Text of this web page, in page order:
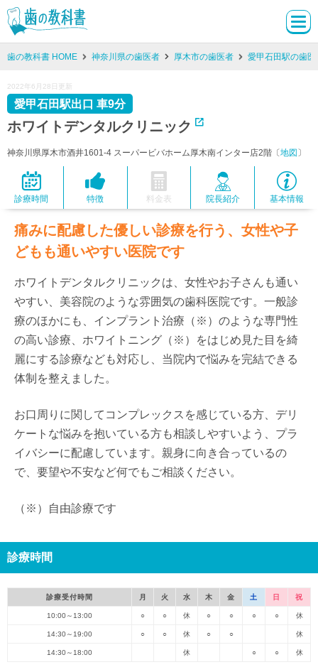
歯の教科書 HOME 神奈川県の歯医者 厚木市の歯医者 愛甲石田駅の歯医
2022年6月28日更新
ホワイトデンタルクリニック
愛甲石田駅出口 車9分
神奈川県厚木市酒井1601-4 スーパービバホーム厚木南インター店2階〔地図 〕
診療時間 特徴 料金表 院長紹介 基本情報
痛みに配慮した優しい診療を行う、女性や子
どもも通いやすい医院です
ホワイトデンタルクリニックは、女性やお子さんも通い
やすい、美容院のような雰囲気の歯科医院です。一般診
療のほかにも、インプラント治療（※）のような専門性
の高い診療、ホワイトニング（※）をはじめ見た目を綺
麗にする診療なども対応し、当院内で悩みを完結できる
体制を整えました。
お口周りに関してコンプレックスを感じている方、デリ
ケートな悩みを抱いている方も相談しやすいよう、プラ
イバシーに配慮しています。親身に向き合っているの
で、要望や不安など何でもご相談ください。
（※）自由診療です
診療時間
診療受付時間 月 火 水 木 金 土 日 祝
10:00～13:00 ○ ○ 休 ○ ○ ○ ○ 休
14:30～19:00 ○ ○ 休 ○ ○ 休
14:30～18:00 休 ○ ○ 休